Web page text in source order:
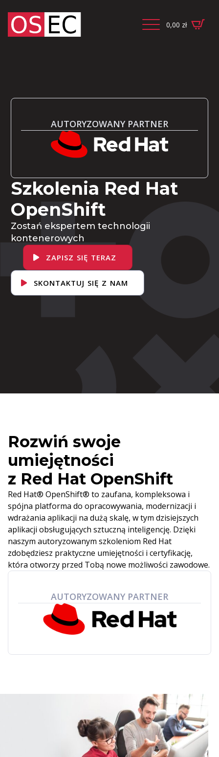
0,00 zł
AUTORYZOWANY PARTNER
Szkolenia Red Hat
OpenShift
Zostań ekspertem technologii
kontenerowych
ZAPISZ SIĘ TERAZ
SKONTAKTUJ SIĘ Z NAM
Rozwiń swoje
umiejętności
z Red Hat OpenShift
Red Hat® OpenShift® to zaufana, kompleksowa i
spójna platforma do opracowywania, modernizacji i
wdrażania aplikacji na dużą skalę, w tym dzisiejszych
aplikacji obsługujących sztuczną inteligencję. Dzięki
naszym autoryzowanym szkoleniom Red Hat
zdobędziesz praktyczne umiejętności i certyfikację,
która otworzy przed Tobą nowe możliwości zawodowe.
AUTORYZOWANY PARTNER